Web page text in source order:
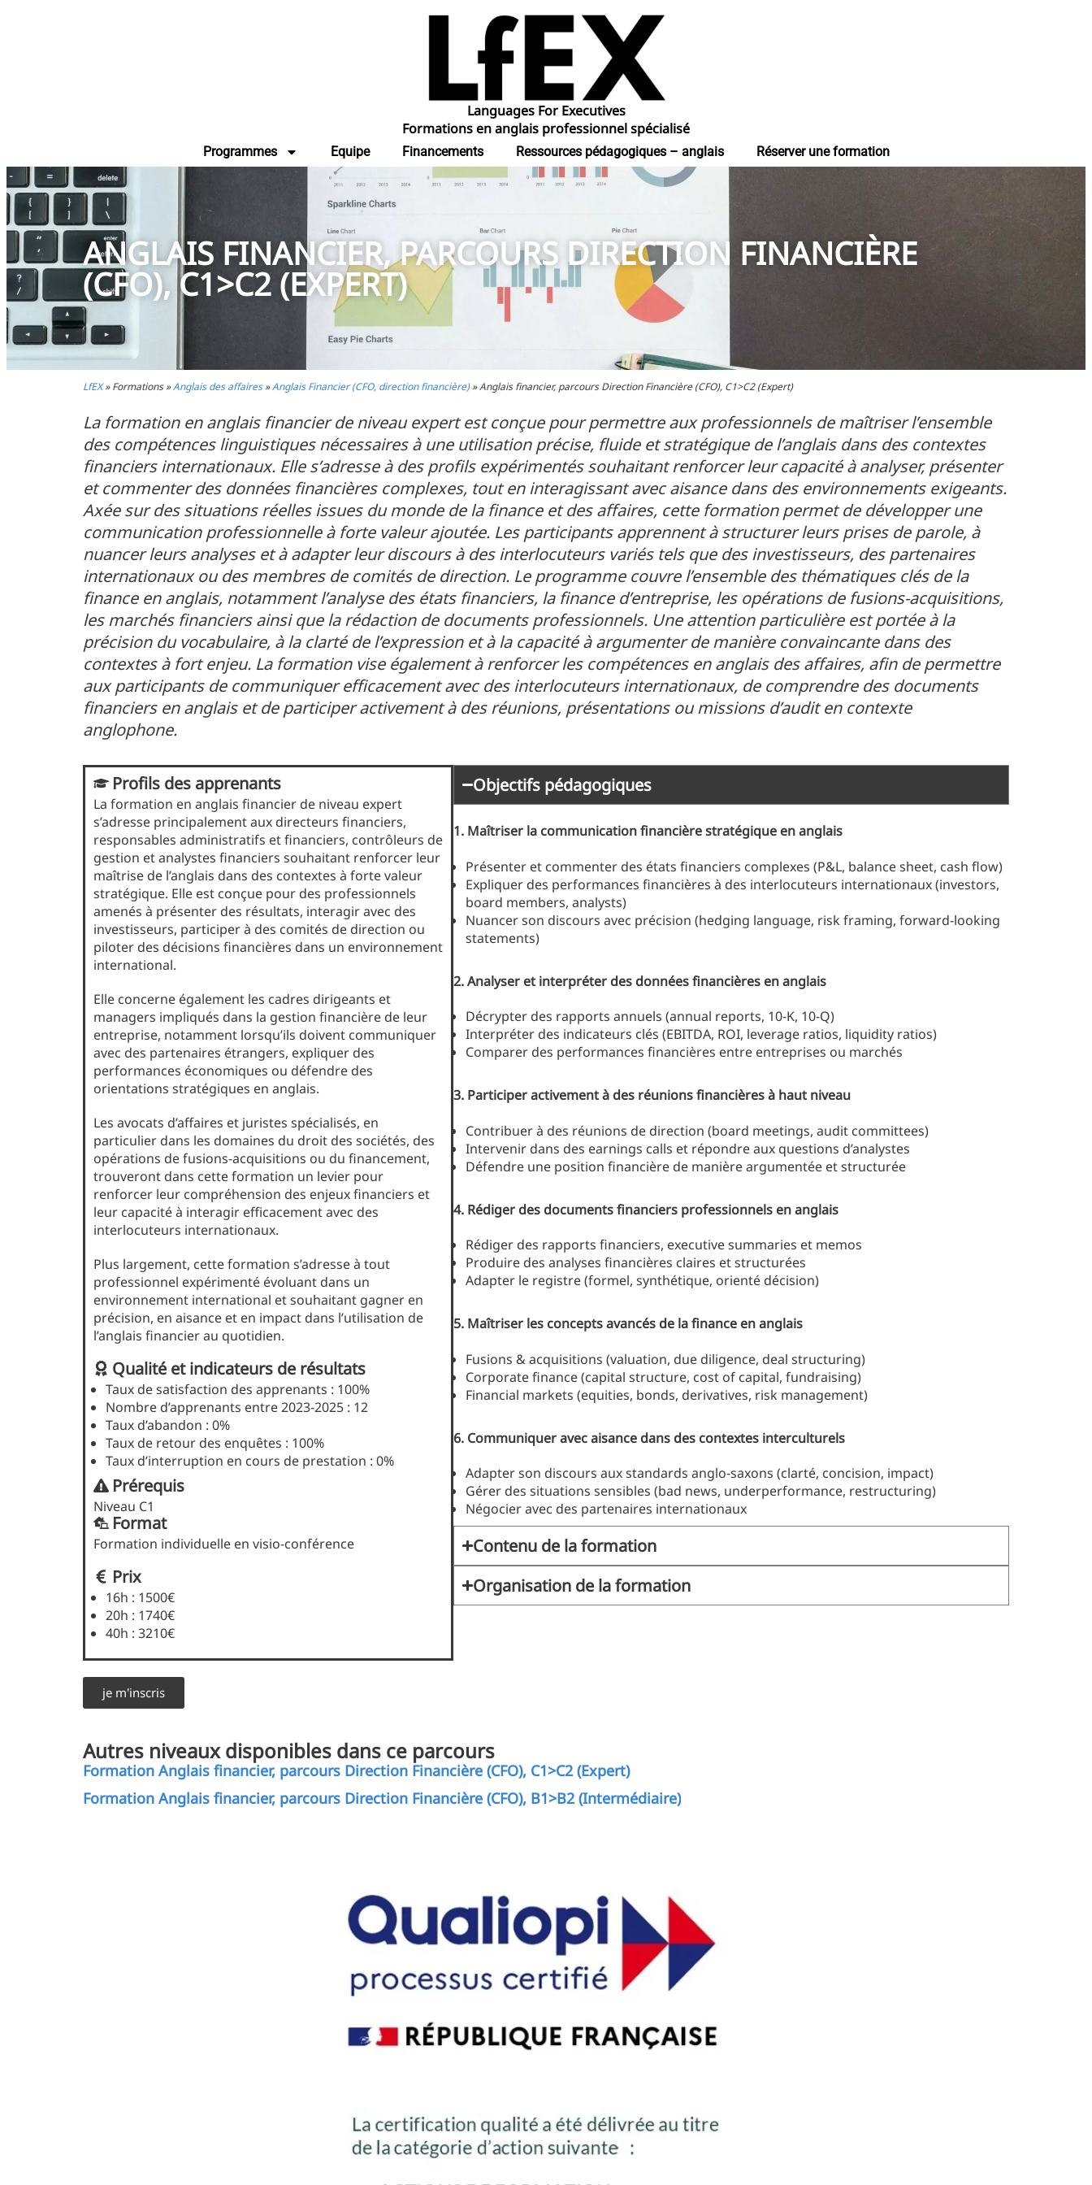
Languages For Executives
Formations en anglais professionnel spécialisé
Programmes Equipe Financements Ressources pédagogiques – anglais Réserver une formation
ANGLAIS FINANCIER, PARCOURS DIRECTION FINANCIÈRE
(CFO), C1>C2 (EXPERT)
LfEX»Formations»Anglais des affaires»Anglais Financier (CFO, direction financière)»Anglais financier, parcours Direction Financière (CFO), C1>C2 (Expert)
La formation en anglais financier de niveau expert est conçue pour permettre aux professionnels de maîtriser l’ensemble
des compétences linguistiques nécessaires à une utilisation précise, fluide et stratégique de l’anglais dans des contextes
financiers internationaux. Elle s’adresse à des profils expérimentés souhaitant renforcer leur capacité à analyser, présenter
et commenter des données financières complexes, tout en interagissant avec aisance dans des environnements exigeants.
Axée sur des situations réelles issues du monde de la finance et des affaires, cette formation permet de développer une
communication professionnelle à forte valeur ajoutée. Les participants apprennent à structurer leurs prises de parole, à
nuancer leurs analyses et à adapter leur discours à des interlocuteurs variés tels que des investisseurs, des partenaires
internationaux ou des membres de comités de direction. Le programme couvre l’ensemble des thématiques clés de la
finance en anglais, notamment l’analyse des états financiers, la finance d’entreprise, les opérations de fusions-acquisitions,
les marchés financiers ainsi que la rédaction de documents professionnels. Une attention particulière est portée à la
précision du vocabulaire, à la clarté de l’expression et à la capacité à argumenter de manière convaincante dans des
contextes à fort enjeu. La formation vise également à renforcer les compétences en anglais des affaires, afin de permettre
aux participants de communiquer efficacement avec des interlocuteurs internationaux, de comprendre des documents
financiers en anglais et de participer activement à des réunions, présentations ou missions d’audit en contexte
anglophone.
Profils des apprenants
La formation en anglais financier de niveau expert
s’adresse principalement aux directeurs financiers,
responsables administratifs et financiers, contrôleurs de
gestion et analystes financiers souhaitant renforcer leur
maîtrise de l’anglais dans des contextes à forte valeur
stratégique. Elle est conçue pour des professionnels
amenés à présenter des résultats, interagir avec des
investisseurs, participer à des comités de direction ou
piloter des décisions financières dans un environnement
international.
Elle concerne également les cadres dirigeants et
managers impliqués dans la gestion financière de leur
entreprise, notamment lorsqu’ils doivent communiquer
avec des partenaires étrangers, expliquer des
performances économiques ou défendre des
orientations stratégiques en anglais.
Les avocats d’affaires et juristes spécialisés, en
particulier dans les domaines du droit des sociétés, des
opérations de fusions-acquisitions ou du financement,
trouveront dans cette formation un levier pour
renforcer leur compréhension des enjeux financiers et
leur capacité à interagir efficacement avec des
interlocuteurs internationaux.
Plus largement, cette formation s’adresse à tout
professionnel expérimenté évoluant dans un
environnement international et souhaitant gagner en
précision, en aisance et en impact dans l’utilisation de
l’anglais financier au quotidien.
Qualité et indicateurs de résultats
Taux de satisfaction des apprenants : 100%
Nombre d’apprenants entre 2023-2025 : 12
Taux d’abandon : 0%
Taux de retour des enquêtes : 100%
Taux d’interruption en cours de prestation : 0%
Prérequis
Niveau C1
Format
Formation individuelle en visio-conférence
Prix
16h : 1500€
20h : 1740€
40h : 3210€
je m'inscris
Objectifs pédagogiques
1. Maîtriser la communication financière stratégique en anglais
Présenter et commenter des états financiers complexes (P&L, balance sheet, cash flow)
Expliquer des performances financières à des interlocuteurs internationaux (investors,
board members, analysts)
Nuancer son discours avec précision (hedging language, risk framing, forward-looking
statements)
2.Analyser et interpréter des données financières en anglais
Décrypter des rapports annuels (annual reports, 10-K, 10-Q)
Interpréter des indicateurs clés (EBITDA, ROI, leverage ratios, liquidity ratios)
Comparer des performances financières entre entreprises ou marchés
3. Participer activement à des réunions financières à haut niveau
Contribuer à des réunions de direction (board meetings, audit committees)
Intervenir dans des earnings calls et répondre aux questions d’analystes
Défendre une position financière de manière argumentée et structurée
4. Rédiger des documents financiers professionnels en anglais
Rédiger des rapports financiers, executive summaries et memos
Produire des analyses financières claires et structurées
Adapter le registre (formel, synthétique, orienté décision)
5. Maîtriser les concepts avancés de la finance en anglais
Fusions & acquisitions (valuation, due diligence, deal structuring)
Corporate finance (capital structure, cost of capital, fundraising)
Financial markets (equities, bonds, derivatives, risk management)
6. Communiquer avec aisance dans des contextes interculturels
Adapter son discours aux standards anglo-saxons (clarté, concision, impact)
Gérer des situations sensibles (bad news, underperformance, restructuring)
Négocier avec des partenaires internationaux
Contenu de la formation
Organisation de la formation
Autres niveaux disponibles dans ce parcours
Formation Anglais financier, parcours Direction Financière (CFO), C1>C2 (Expert)
Formation Anglais financier, parcours Direction Financière (CFO), B1>B2 (Intermédiaire)